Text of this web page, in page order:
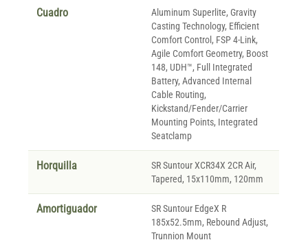
Cuadro
Aluminum Superlite, Gravity
Casting Technology, Efficient
Comfort Control, FSP 4-Link,
Agile Comfort Geometry, Boost
148, UDH™, Full Integrated
Battery, Advanced Internal
Cable Routing,
Kickstand/Fender/Carrier
Mounting Points, Integrated
Seatclamp
Horquilla
SR Suntour XCR34X 2CR Air,
Tapered, 15x110mm, 120mm
Amortiguador
SR Suntour EdgeX R
185x52.5mm, Rebound Adjust,
Trunnion Mount